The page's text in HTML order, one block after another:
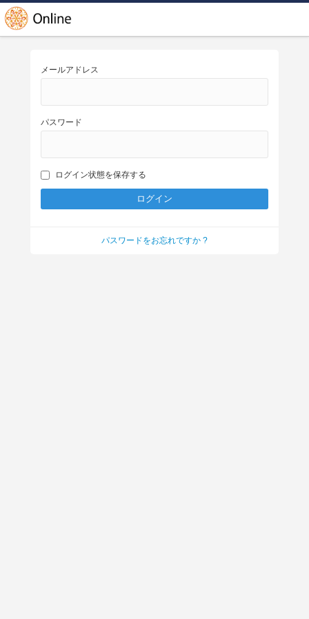
メールアドレス
パスワード
ログイン状態を保存する
パスワードをお忘れですか ?